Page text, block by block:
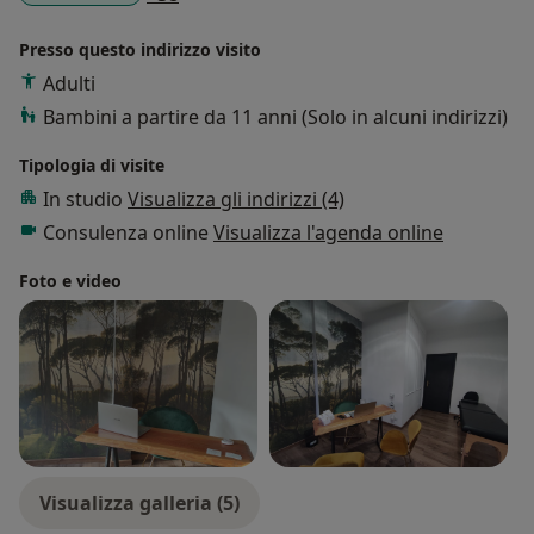
Presso questo indirizzo visito
Adulti
Bambini a partire da 11 anni (Solo in alcuni indirizzi)
Tipologia di visite
In studio Visualizza gli indirizzi (4)
Consulenza online Visualizza l'agenda online
Foto e video
Visualizza galleria (5)